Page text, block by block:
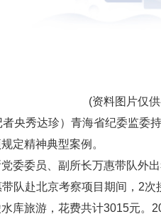
(资料图片仅
央秀达珍）青海省纪委监委
定精神典型案例。
委委员、副所长万惠带队外
队赴北京考察项目期间，2
库旅游，花费共计3015元。